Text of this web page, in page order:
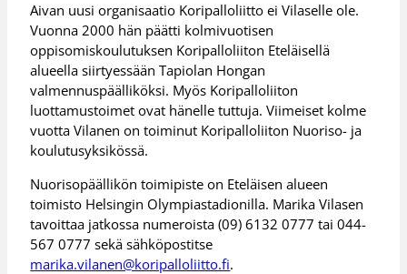
Aivan uusi organisaatio Koripalloliitto ei Vilaselle ole.
Vuonna 2000 hän päätti kolmivuotisen
oppisomiskoulutuksen Koripalloliiton Eteläisellä
alueella siirtyessään Tapiolan Hongan
valmennuspäälliköksi. Myös Koripalloliiton
luottamustoimet ovat hänelle tuttuja. Viimeiset kolme
vuotta Vilanen on toiminut Koripalloliiton Nuoriso- ja
koulutusyksikössä.
Nuorisopäällikön toimipiste on Eteläisen alueen
toimisto Helsingin Olympiastadionilla. Marika Vilasen
tavoittaa jatkossa numeroista (09) 6132 0777 tai 044-
567 0777 sekä sähköpostitse
marika.vilanen@koripalloliitto.fi.